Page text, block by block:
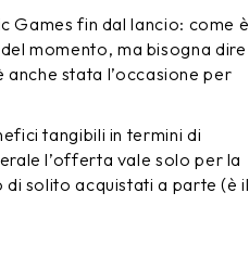
Games fin dal lancio: come è
momento, ma bisogna dire
anche stata l’occasione per
tangibili in termini di
l’offerta vale solo per la
di solito acquistati a parte (è il